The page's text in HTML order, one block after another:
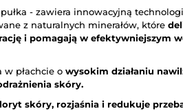
- zawiera innowacyjną
z naturalnych minerałów, które
i pomagają w efektywniejszym
płachcie o wysokim działaniu
skóry.
skóry, rozjaśnia i redukuje